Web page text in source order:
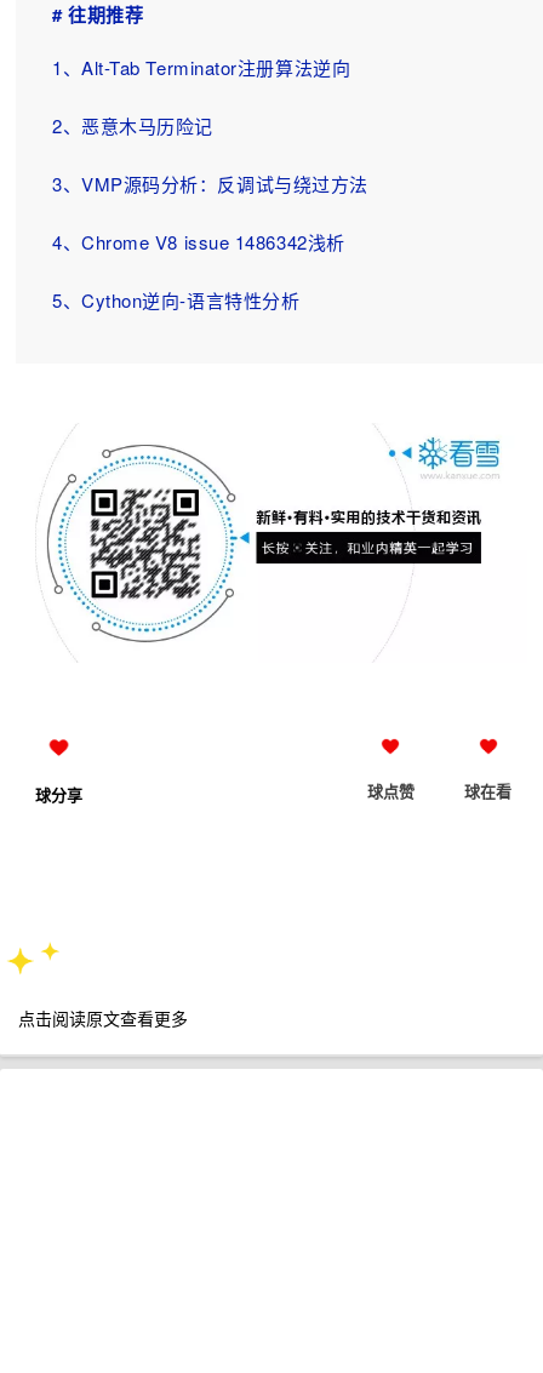
# 往期推荐
1、Alt-Tab Terminator注册算法逆向
2、 恶意木马历险记
3、VMP源码分析：反调试与绕过方法
4、Chrome V8 issue 1486342浅析
5、Cython逆向-语言特性分析
球分享 球点赞 球在看
点击阅读原文查看更多